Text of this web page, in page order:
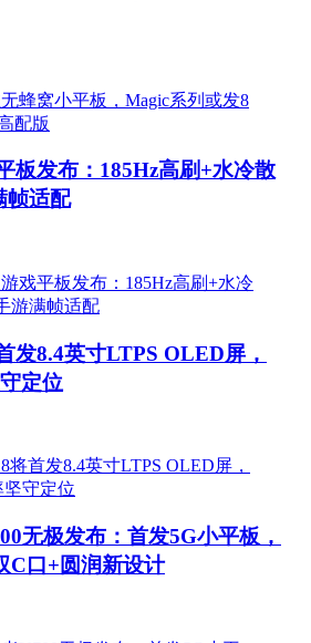
板发布：185Hz高刷+水冷散
帧适配
发8.4英寸LTPS OLED屏，
定位
无极发布：首发5G小平板，
C口+圆润新设计